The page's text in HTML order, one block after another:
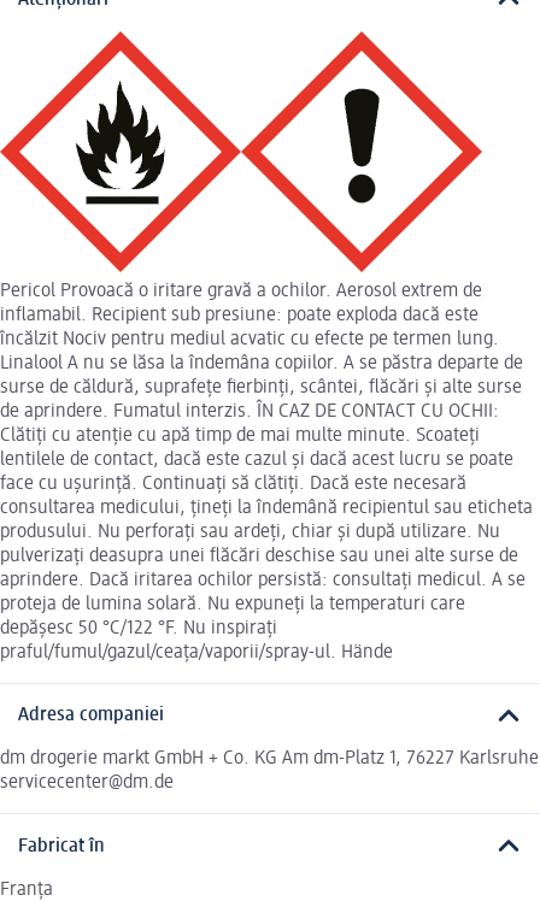
Pericol Provoacă o iritare gravă a ochilor. Aerosol extrem de
inflamabil. Recipient sub presiune: poate exploda dacă este
încălzit Nociv pentru mediul acvatic cu efecte pe termen lung.
Linalool A nu se lăsa la îndemâna copiilor. A se păstra departe de
surse de căldură, suprafețe fierbinți, scântei, flăcări și alte surse
de aprindere. Fumatul interzis. ÎN CAZ DE CONTACT CU OCHII:
Clătiți cu atenție cu apă timp de mai multe minute. Scoateți
lentilele de contact, dacă este cazul și dacă acest lucru se poate
face cu ușurință. Continuați să clătiți. Dacă este necesară
consultarea medicului, țineți la îndemână recipientul sau eticheta
produsului. Nu perforați sau ardeți, chiar și după utilizare. Nu
pulverizaţi deasupra unei flăcări deschise sau unei alte surse de
aprindere. Dacă iritarea ochilor persistă: consultaţi medicul. A se
proteja de lumina solară. Nu expuneţi la temperaturi care
depăşesc 50 °C/122 °F. Nu inspiraţi
praful/fumul/gazul/ceața/vaporii/spray-ul. Hände
Adresa companiei
dm drogerie markt GmbH + Co. KG Am dm-Platz 1, 76227 Karlsruhe
servicecenter@dm.de
Fabricat în
Franța